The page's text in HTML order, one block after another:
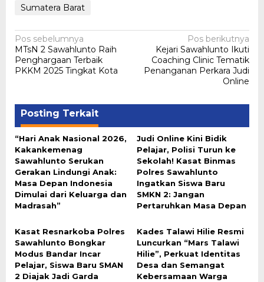
Sumatera Barat
Navigasi
pos
Pos sebelumnya
MTsN 2 Sawahlunto Raih
Penghargaan Terbaik
PKKM 2025 Tingkat Kota
Pos berikutnya
Kejari Sawahlunto Ikuti
Coaching Clinic Tematik
Penanganan Perkara Judi
Online
Posting Terkait
“Hari Anak Nasional 2026,
Kakankemenag
Sawahlunto Serukan
Gerakan Lindungi Anak:
Masa Depan Indonesia
Dimulai dari Keluarga dan
Madrasah”
Judi Online Kini Bidik
Pelajar, Polisi Turun ke
Sekolah! Kasat Binmas
Polres Sawahlunto
Ingatkan Siswa Baru
SMKN 2: Jangan
Pertaruhkan Masa Depan
Kasat Resnarkoba Polres
Sawahlunto Bongkar
Modus Bandar Incar
Pelajar, Siswa Baru SMAN
2 Diajak Jadi Garda
Kades Talawi Hilie Resmi
Luncurkan “Mars Talawi
Hilie”, Perkuat Identitas
Desa dan Semangat
Kebersamaan Warga